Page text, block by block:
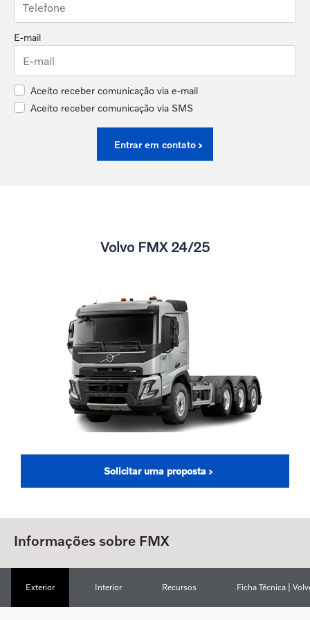
E-mail
Aceito receber comunicação via e-mail
Aceito receber comunicação via SMS
Entrar em contato
Volvo FMX 24/25
Solicitar uma proposta
Informações sobre FMX
Exterior Interior Recursos Ficha Técnica |